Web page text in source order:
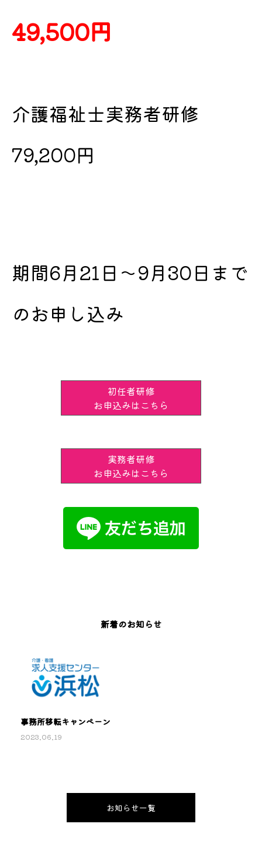
49,500円
介護福祉士実務者研修
79,200円
期間6月21日〜9月30日まで
のお申し込み
初任者研修
お申込みはこちら
実務者研修
お申込みはこちら
新着のお知らせ
事務所移転キャンペーン
2023.06.19
お知らせ一覧